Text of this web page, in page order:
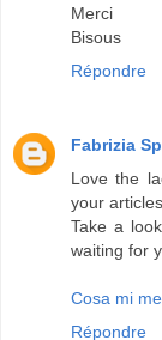
Merci
Bisous
Répondre
Fabrizia
Love the
your
Take a
waiting for
Cosa mi
Répondre